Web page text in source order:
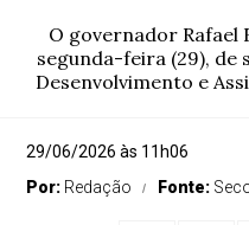
O governador
segunda-feira (29), de
Desenvolvimento e
29/06/2026 às 11h06
Por: Redação Fonte: